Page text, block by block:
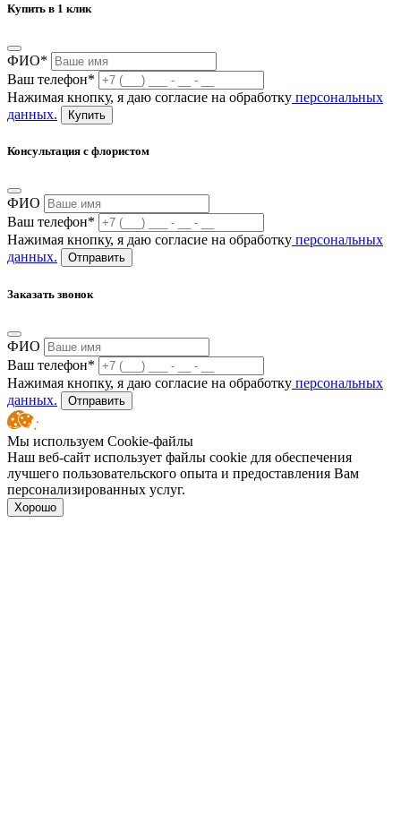
Купить в 1 клик
ФИО*
Ваш телефон*
Нажимая кнопку, я даю согласие на обработку персональных
данных.
Купить
Консультация с флористом
ФИО
Ваш телефон*
Нажимая кнопку, я даю согласие на обработку персональных
данных.
Отправить
Заказать звонок
ФИО
Ваш телефон*
Нажимая кнопку, я даю согласие на обработку персональных
данных.
Отправить
Мы используем Cookie-файлы
Наш веб-сайт использует файлы cookie для обеспечения
лучшего пользовательского опыта и предоставления Вам
персонализированных услуг.
Хорошо